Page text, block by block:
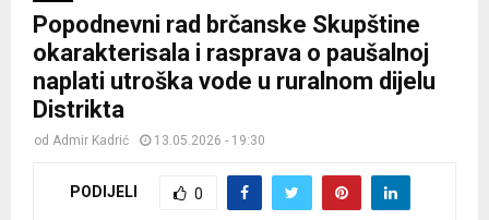
Popodnevni rad brčanske Skupštine
okarakterisala i rasprava o paušalnoj
naplati utroška vode u ruralnom dijelu
Distrikta
od Admir Kadrić 13.05.2026 - 19:30
PODIJELI 0